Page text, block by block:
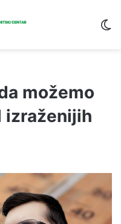
možemo
izraženijih